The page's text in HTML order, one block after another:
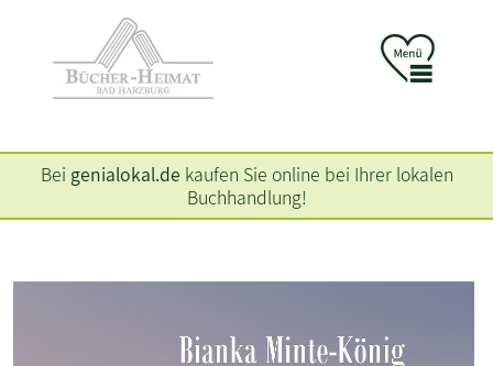
Bei genialokal.de kaufen Sie online bei Ihrer lokalen
Buchhandlung!